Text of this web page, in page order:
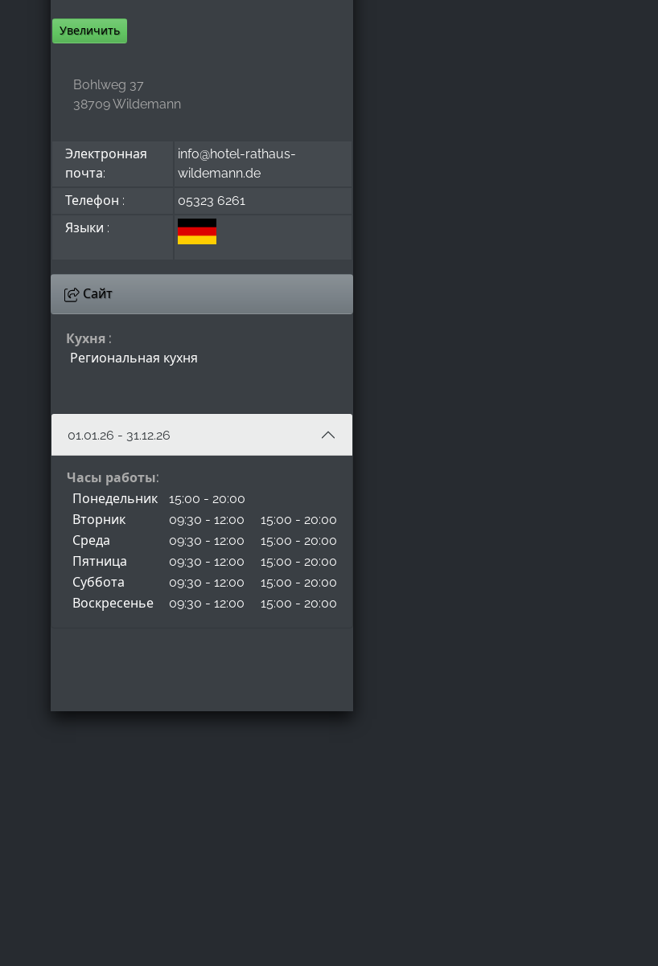
Увеличить
Bohlweg 37
38709 Wildemann
Электронная
почта:
info@hotel-rathaus-
wildemann.de
Телефон :
05323 6261
Языки :
Сайт
Кухня :
Региональная кухня
01.01.26 - 31.12.26
Часы работы:
Понедельник
15:00 - 20:00
Вторник
09:30 - 12:00
15:00 - 20:00
Среда
09:30 - 12:00
15:00 - 20:00
Пятница
09:30 - 12:00
15:00 - 20:00
Суббота
09:30 - 12:00
15:00 - 20:00
Воскресенье
09:30 - 12:00 15:00 - 20:00